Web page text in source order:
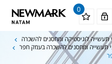
0
תעשייה לוגיסטיקה ומחסנים להשכרה
תעשייה ומחסנים להשכרה בעמק חפר